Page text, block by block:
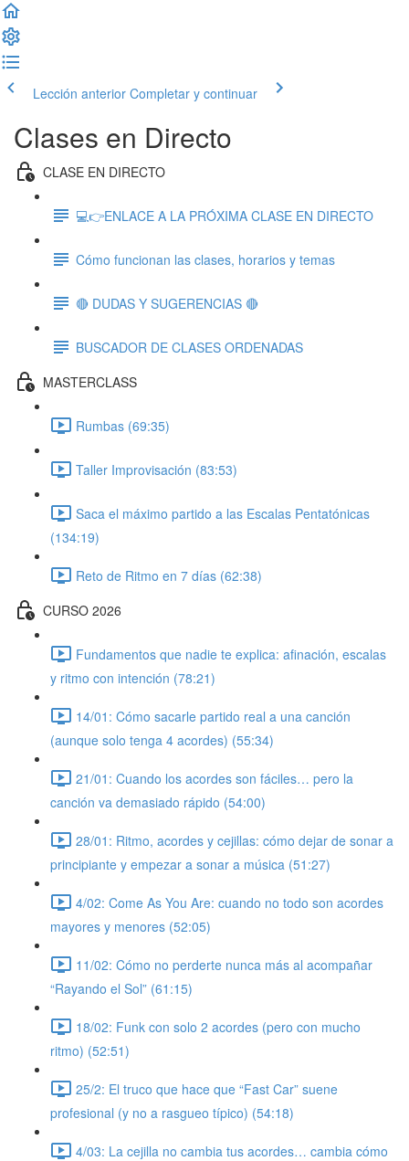
Lección anterior Completar y continuar
Clases en Directo
CLASE EN DIRECTO
💻👉ENLACE A LA PRÓXIMA CLASE EN DIRECTO
Cómo funcionan las clases, horarios y temas
🔴 DUDAS Y SUGERENCIAS 🔴
BUSCADOR DE CLASES ORDENADAS
MASTERCLASS
Rumbas (69:35)
Taller Improvisación (83:53)
Saca el máximo partido a las Escalas Pentatónicas
(134:19)
Reto de Ritmo en 7 días (62:38)
CURSO 2026
Fundamentos que nadie te explica: afinación, escalas
y ritmo con intención (78:21)
14/01: Cómo sacarle partido real a una canción
(aunque solo tenga 4 acordes) (55:34)
21/01: Cuando los acordes son fáciles… pero la
canción va demasiado rápido (54:00)
28/01: Ritmo, acordes y cejillas: cómo dejar de sonar a
principiante y empezar a sonar a música (51:27)
4/02: Come As You Are: cuando no todo son acordes
mayores y menores (52:05)
11/02: Cómo no perderte nunca más al acompañar
“Rayando el Sol” (61:15)
18/02: Funk con solo 2 acordes (pero con mucho
ritmo) (52:51)
25/2: El truco que hace que “Fast Car” suene
profesional (y no a rasgueo típico) (54:18)
4/03: La cejilla no cambia tus acordes… cambia cómo